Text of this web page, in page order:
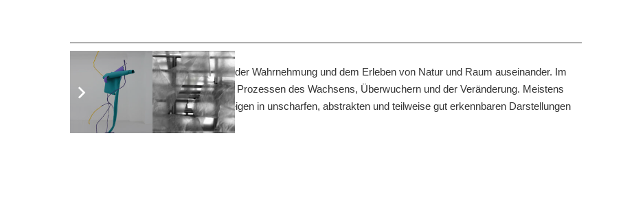
In meiner Malerei setze ich mich mit der Wahrnehmung und dem Erleben von Natur und Raum auseinander. Im
Malprozess beschäftige ich mich mit Prozessen des Wachsens, Überwuchern und der Veränderung. Meistens
arbeite ich in Bildserien. Die Bilder zeigen in unscharfen, abstrakten und teilweise gut erkennbaren Darstellungen
Nah- und Detailansichten von Natur.